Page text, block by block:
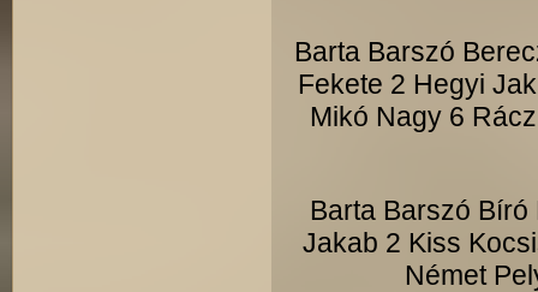
Barta Barszó
Fekete 2 Hegyi
Mikó Nagy 6
Barta Barszó
Jakab 2 Kiss
Német